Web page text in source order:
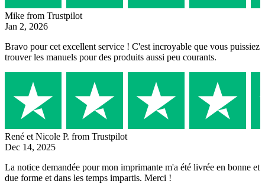
Mike from Trustpilot
Jan 2, 2026
Bravo pour cet excellent service ! C'est incroyable que vous puissiez
trouver les manuels pour des produits aussi peu courants.
René et Nicole P. from Trustpilot
Dec 14, 2025
La notice demandée pour mon imprimante m'a été livrée en bonne et
due forme et dans les temps impartis. Merci !